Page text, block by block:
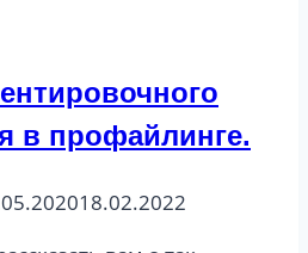
в профайлинге.
18.02.2022